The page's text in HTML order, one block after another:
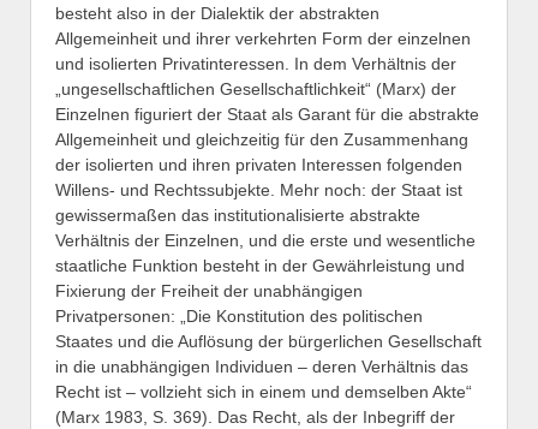
besteht also in der Dialektik der abstrakten
Allgemeinheit und ihrer verkehrten Form der einzelnen
und isolierten Privatinteressen. In dem Verhältnis der
„ungesellschaftlichen Gesellschaftlichkeit“ (Marx) der
Einzelnen figuriert der Staat als Garant für die abstrakte
Allgemeinheit und gleichzeitig für den Zusammenhang
der isolierten und ihren privaten Interessen folgenden
Willens- und Rechtssubjekte. Mehr noch: der Staat ist
gewissermaßen das institutionalisierte abstrakte
Verhältnis der Einzelnen, und die erste und wesentliche
staatliche Funktion besteht in der Gewährleistung und
Fixierung der Freiheit der unabhängigen
Privatpersonen: „Die Konstitution des politischen
Staates und die Auflösung der bürgerlichen Gesellschaft
in die unabhängigen Individuen – deren Verhältnis das
Recht ist – vollzieht sich in einem und demselben Akte“
(Marx 1983, S. 369). Das Recht, als der Inbegriff der